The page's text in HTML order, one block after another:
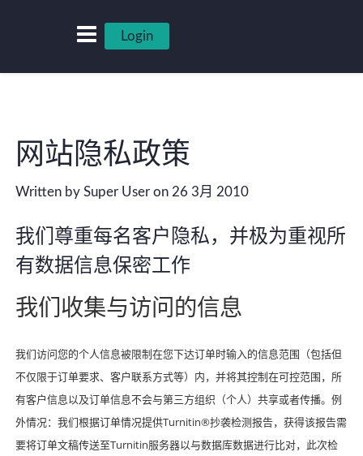
Login
网站隐私政策
Written by Super User on 26 3月 2010
我们尊重每名客户隐私，并极为重视所
有数据信息保密工作
我们收集与访问的信息
我们访问您的个人信息被限制在您下达订单时输入的信息范围（包括但
不仅限于订单要求、客户联系方式等）内，并将其控制在可控范围，所
有客户信息以及订单信息不会与第三方组织（个人）共享或者传播。例
外情况：我们根据订单情况提供Turnitin®抄袭检测报告，获得该报告需
要将订单文稿传送至Turnitin服务器以与数据库数据进行比对，此次检